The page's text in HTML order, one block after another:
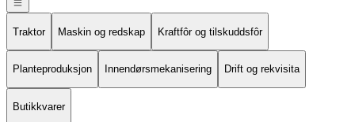
Traktor Maskin og redskap Kraftfôr og tilskuddsfôr
Planteproduksjon Innendørsmekanisering Drift og rekvisita
Butikkvarer